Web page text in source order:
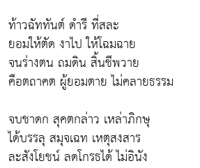
ท้าวฉัททันต์ ดำรี ที่สละ
ยอมให้ตัด งาไป ให้โฉมฉาย
จนร่างตน ถมดิน สิ้นชีพวาย
คือตถาคต ผู้ยอมตาย ไม่คลายธรรม
จบชาดก สุคตกล่าว เหล่าภิกษุ
ได้บรรลุ สมุจเฉท เหตุสงสาร
ละสังโยชน์ ลดโกรธได้ ไม่อินัง